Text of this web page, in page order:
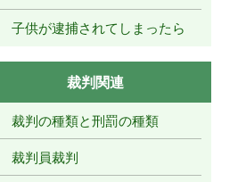
子供が逮捕されてしまったら
裁判関連
裁判の種類と刑罰の種類
裁判員裁判